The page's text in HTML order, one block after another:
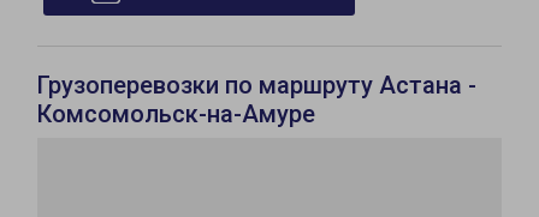
Грузоперевозки по маршруту Астана -
Комсомольск-на-Амуре